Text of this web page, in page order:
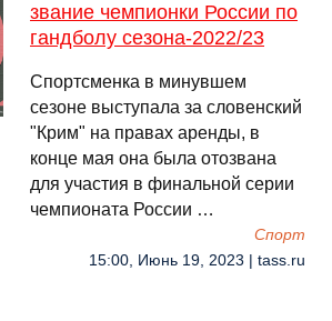
звание чемпионки России по
гандболу сезона-2022/23
Спортсменка в минувшем
сезоне выступала за словенский
"Крим" на правах аренды, в
конце мая она была отозвана
для участия в финальной серии
чемпионата России …
Спорт
15:00, Июнь 19, 2023 | tass.ru